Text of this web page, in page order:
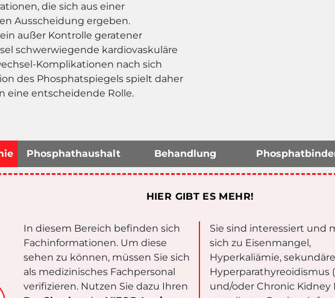
die sich aus einer
Ausscheidung ergeben.
außer Kontrolle geratener
schwerwiegende kardiovaskuläre
Komplikationen nach sich
des Phosphatspiegels spielt daher
eine entscheidende Rolle.
Phosphathaushalt Behandlung
HIER GIBT ES MEHR!
In diesem Bereich befinden sich
Fachinformationen. Um diese
sehen zu können, müssen Sie sich
als medizinisches Fachpersonal
verifizieren. Nutzen Sie dazu Ihren
Sie sind interessiert und
sich zu Eisenmangel,
Hyperkaliämie,
Hyperparathyreoidismus
und/oder Chronic Kidney